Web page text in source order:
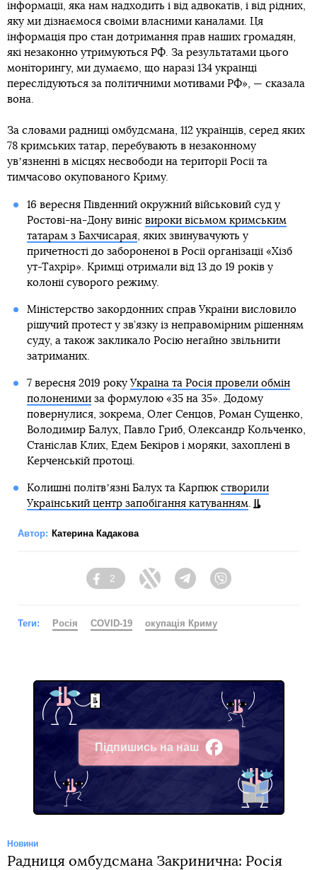
інформації, яка нам надходить і від адвокатів, і від рідних,
яку ми дізнаємося своїми власними каналами. Ця
інформація про стан дотримання прав наших громадян,
які незаконно утримуються РФ. За результатами цього
моніторингу, ми думаємо, що наразі 134 українці
переслідуються за політичними мотивами РФ», — сказала
вона.
За словами радниці омбудсмана, 112 українців, серед яких
78 кримських татар, перебувають в незаконному
увʼязненні в місцях несвободи на території Росії та
тимчасово окупованого Криму.
16 вересня Південний окружний військовий суд у
Ростові-на-Дону виніс вироки вісьмом кримським
татарам з Бахчисарая, яких звинувачують у
причетності до забороненої в Росії організації «Хізб
ут-Тахрір». Кримці отримали від 13 до 19 років у
колонії суворого режиму.
Міністерство закордонних справ України висловило
рішучий протест у зв’язку із неправомірним рішенням
суду, а також закликало Росію негайно звільнити
затриманих.
7 вересня 2019 року Україна та Росія провели обмін
полоненимиза формулою «35 на 35». Додому
повернулися, зокрема, Олег Сенцов, Роман Сущенко,
Володимир Балух, Павло Гриб, Олександр Кольченко,
Станіслав Клих, Едем Бекіров і моряки, захоплені в
Керченській протоці.
Колишні політвʼязні Балух та Карпюк створили
Український центр запобігання катуванням.
Автор: Катерина Кадакова
Facebook
2
Twitter Telegram
Теги: Росія COVID-19 окупація Криму
Підпишись на наш
Facebook
Новини
Радниця омбудсмана Закринична: Росія